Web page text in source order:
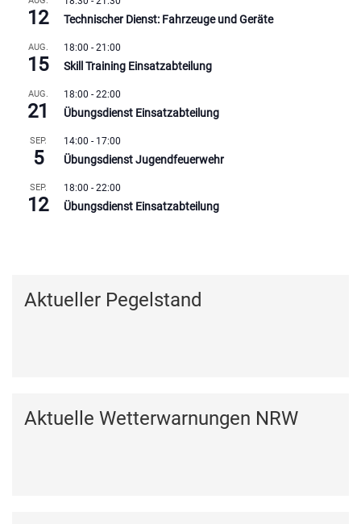
12 Technischer Dienst: Fahrzeuge und Geräte
AUG.
15
18:00 - 21:00
Skill Training Einsatzabteilung
AUG.
21
18:00 - 22:00
Übungsdienst Einsatzabteilung
SEP.
5
14:00 - 17:00
Übungsdienst Jugendfeuerwehr
SEP.
12
18:00 - 22:00
Übungsdienst Einsatzabteilung
Aktueller Pegelstand
Aktuelle Wetterwarnungen NRW